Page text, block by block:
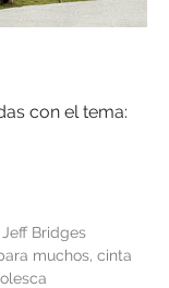
con el tema:
Bridges
muchos, cinta